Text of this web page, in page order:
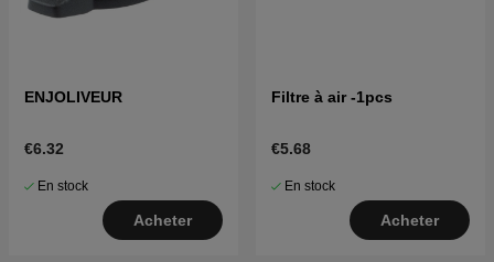
ENJOLIVEUR
€6.32
En stock
Acheter
Filtre à air -1pcs
€5.68
En stock
Acheter